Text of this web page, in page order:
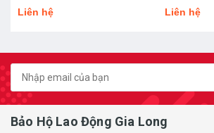
Liên hệ Liên hệ
Bảo Hộ Lao Động Gia Long